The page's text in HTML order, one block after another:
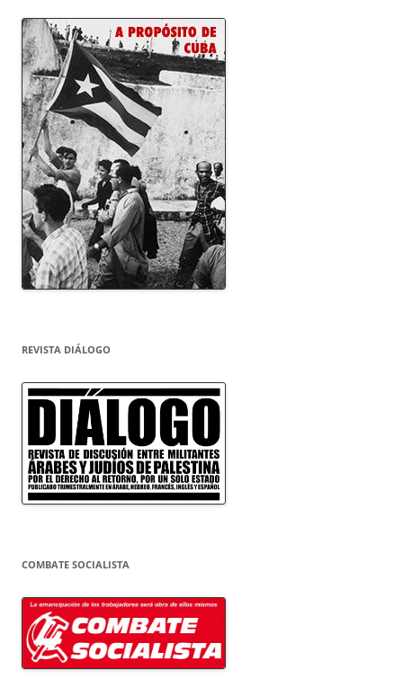
REVISTA DIÁLOGO
COMBATE SOCIALISTA